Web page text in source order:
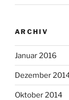
ARCHIV
Januar 2016
Dezember
Oktober 2014